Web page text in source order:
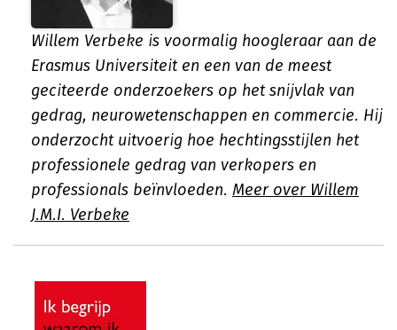
Willem Verbeke is voormalig hoogleraar aan de
Erasmus Universiteit en een van de meest
geciteerde onderzoekers op het snijvlak van
gedrag, neurowetenschappen en commercie. Hij
onderzocht uitvoerig hoe hechtingsstijlen het
professionele gedrag van verkopers en
professionals beïnvloeden. Meer over Willem
J.M.I. Verbeke